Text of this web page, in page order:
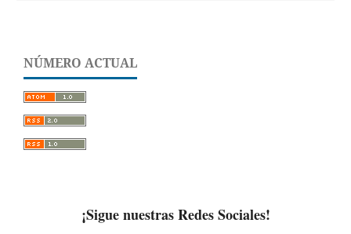
NÚMERO ACTUAL
¡Sigue nuestras Redes Sociales!